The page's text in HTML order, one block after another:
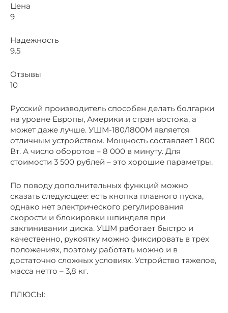
Цена
9
Надежность
9.5
Отзывы
10
Русский производитель способен делать болгарки
на уровне Европы, Америки и стран востока, а
может даже лучше. УШМ-180/1800М является
отличным устройством. Мощность составляет 1 800
Вт. А число оборотов – 8 000 в минуту. Для
стоимости 3 500 рублей – это хорошие параметры.
По поводу дополнительных функций можно
сказать следующее: есть кнопка плавного пуска,
однако нет электрического регулирования
скорости и блокировки шпинделя при
заклинивании диска. УШМ работает быстро и
качественно, рукоятку можно фиксировать в трех
положениях, поэтому работать можно и в
достаточно сложных условиях. Устройство тяжелое,
масса нетто – 3,8 кг.
ПЛЮСЫ: